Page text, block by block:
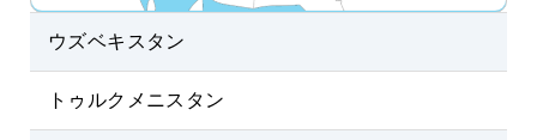
ウズベキスタン
トゥルクメニスタン